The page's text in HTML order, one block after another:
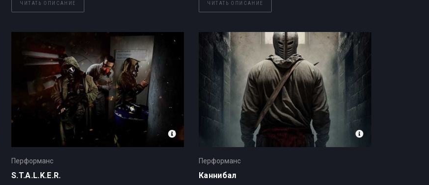
ЧИТАТЬ ОПИСАНИЕ ЧИТАТЬ ОПИСАНИЕ
Перформанс
S.T.A.L.K.E.R.
Перформанс
Каннибал